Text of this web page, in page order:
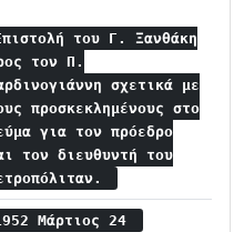
του Γ. Ξανθάκη
τον Π.
σχετικά με
προσκεκλημένους στο
για τον πρόεδρο
τον διευθυντή του
Μάρτιος 24